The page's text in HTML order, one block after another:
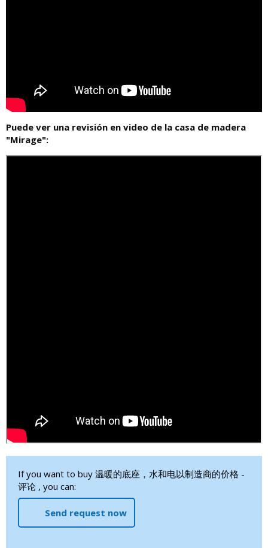
Puede ver una revisión en video de la casa de madera
"Mirage":
If you want to buy 温暖的底座，水和电以制造商的价格 -
评论 , you can:
Send request now